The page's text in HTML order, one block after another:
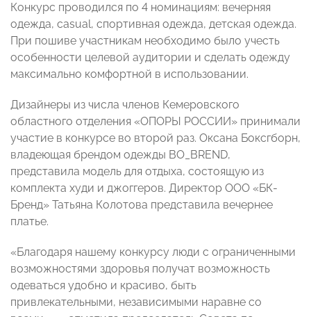
Конкурс проводился по 4 номинациям: вечерняя
одежда, casual, спортивная одежда, детская одежда.
При пошиве участникам необходимо было учесть
особенности целевой аудитории и сделать одежду
максимально комфортной в использовании.
Дизайнеры из числа членов Кемеровского
областного отделения «ОПОРЫ РОССИИ» принимали
участие в конкурсе во второй раз. Оксана Боксгборн,
владеющая брендом одежды BO_BREND,
представила модель для отдыха, состоящую из
комплекта худи и джоггеров. Директор ООО «БК-
Бренд» Татьяна Колотова представила вечернее
платье.
«Благодаря нашему конкурсу люди с ограниченными
возможностями здоровья получат возможность
одеваться удобно и красиво, быть
привлекательными, независимыми наравне со